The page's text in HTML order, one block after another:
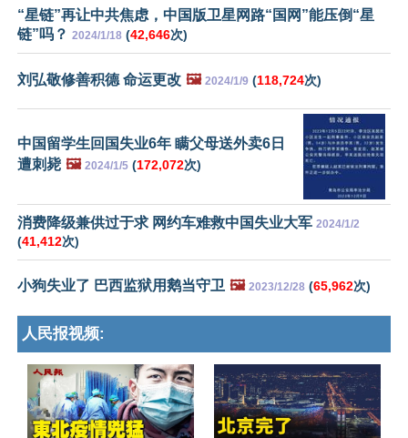
“星链”再让中共焦虑，中国版卫星网路“国网”能压倒“星
链”吗？ 2024/1/18 (42,646次)
刘弘敬修善积德 命运更改 🖼️ 2024/1/9 (118,724次)
中国留学生回国失业6年 瞒父母送外卖6日
遭刺毙 🖼️ 2024/1/5 (172,072次)
消费降级兼供过于求 网约车难救中国失业大军 2024/1/2
(41,412次)
小狗失业了 巴西监狱用鹅当守卫 🖼️ 2023/12/28 (65,962次)
人民报视频: